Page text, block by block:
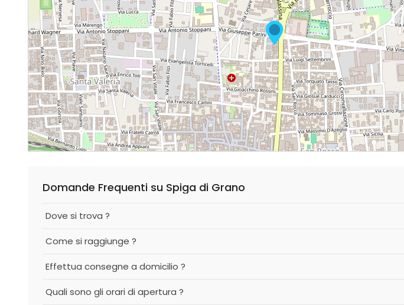
Domande Frequenti su Spiga di Grano
Dove si trova ?
Come si raggiunge ?
Effettua consegne a domicilio ?
Quali sono gli orari di apertura ?